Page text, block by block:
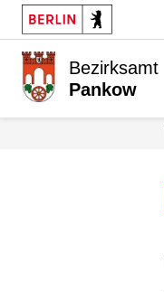
Bezirksamt
Pankow